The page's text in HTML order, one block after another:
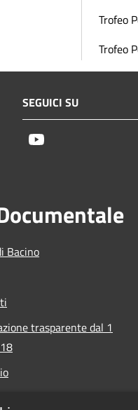
Trofeo
Trofeo
SEGUICI SU
Bacino
trasparente dal 1